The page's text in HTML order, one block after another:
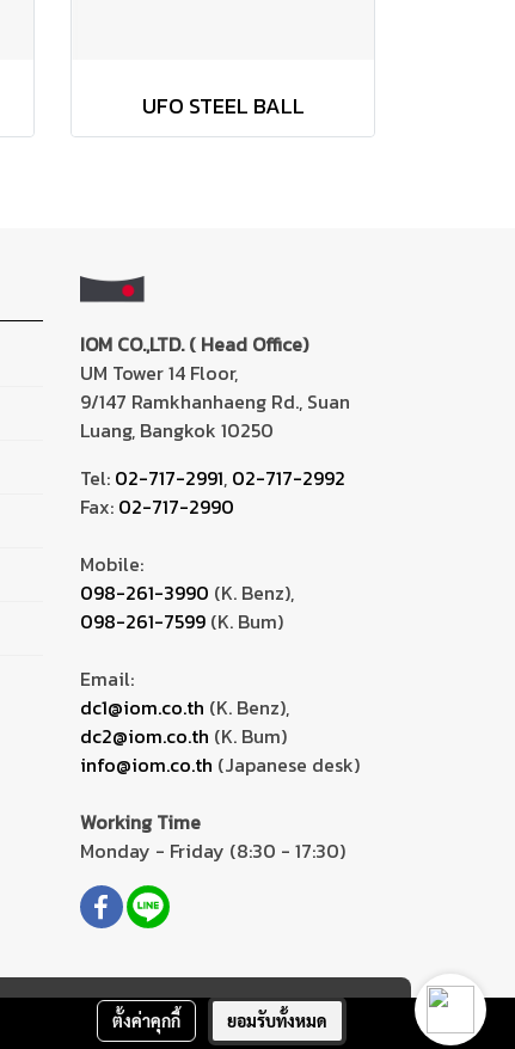
UFO STEEL BALL
IOM CO.,LTD. ( Head Office)
UM Tower 14 Floor,
9/147 Ramkhanhaeng Rd., Suan
Luang, Bangkok 10250
Tel: 02-717-2991, 02-717-2992
Fax: 02-717-2990
Mobile:
098-261-3990 (K. Benz),
098-261-7599(K. Bum)
Email:
dc1@iom.co.th (K. Benz),
dc2@iom.co.th (K. Bum)
info@iom.co.th (Japanese desk)
Working Time
Monday - Friday (8:30 - 17:30)
ตั้งค่าคุกกี้ ยอมรับทั้งหมด